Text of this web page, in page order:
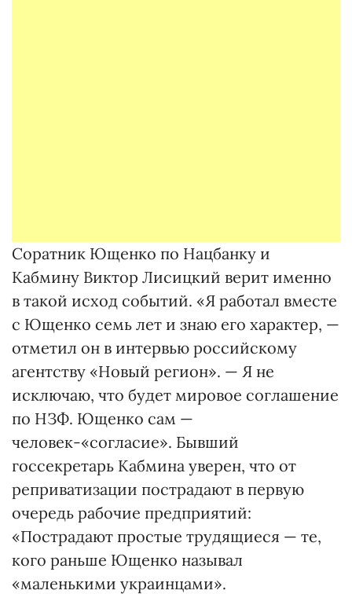
Соратник Ющенко по Нацбанку и
Кабмину Виктор Лисицкий верит именно
в такой исход событий. «Я работал вместе
с Ющенко семь лет и знаю его характер, —
отметил он в интервью российскому
агентству «Новый регион». — Я не
исключаю, что будет мировое соглашение
по НЗФ. Ющенко сам —
человек-«согласие». Бывший
госсекретарь Кабмина уверен, что от
реприватизации пострадают в первую
очередь рабочие предприятий:
«Пострадают простые трудящиеся — те,
кого раньше Ющенко называл
«маленькими украинцами».